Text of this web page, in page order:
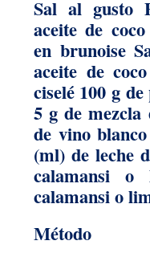
Sal al gusto
aceite de
en brunoise
aceite de
ciselé 100 g
5 g de
de vino
(ml) de leche
calamansi
calamansi o
Método